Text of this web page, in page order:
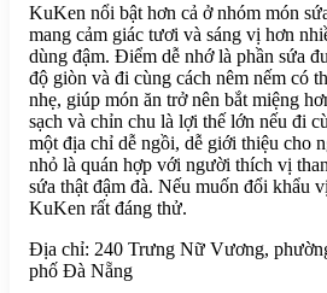
KuKen nổi bật hơn cả ở nhóm món
mang cảm giác tươi và sáng vị hơn
dùng đậm. Điểm dễ nhớ là phần sứa
độ giòn và đi cùng cách nêm nếm có
nhẹ, giúp món ăn trở nên bắt miệng
sạch và chỉn chu là lợi thế lớn nếu đi
một địa chỉ dễ ngồi, dễ giới thiệu cho
nhỏ là quán hợp với người thích vị
sứa thật đậm đà. Nếu muốn đổi khẩu
KuKen rất đáng thử.
Địa chỉ: 240 Trưng Nữ Vương,
phố Đà Nẵng